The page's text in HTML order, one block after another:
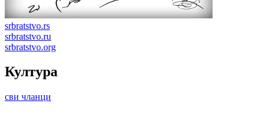
srbratstvo.rs
srbratstvo.ru
srbratstvo.org
Култура
сви чланци